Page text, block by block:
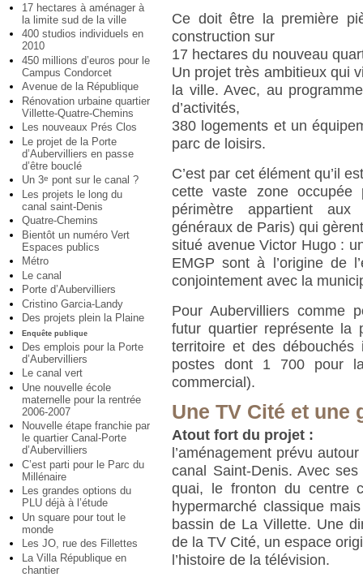
17 hectares à aménager à
la limite sud de la ville
400 studios individuels en
2010
450 millions d’euros pour le
Campus Condorcet
Avenue de la République
Rénovation urbaine quartier
Villette-Quatre-Chemins
Les nouveaux Prés Clos
Le projet de la Porte
d’Aubervilliers en passe
d’être bouclé
Un 3e pont sur le canal ?
Les projets le long du
canal saint-Denis
Quatre-Chemins
Bientôt un numéro Vert
Espaces publics
Métro
Le canal
Porte d’Aubervilliers
Cristino Garcia-Landy
Des projets plein la Plaine
Enquête publique
Des emplois pour la Porte
d’Aubervilliers
Le canal vert
Une nouvelle école
maternelle pour la rentrée
2006-2007
Nouvelle étape franchie par
le quartier Canal-Porte
d’Aubervilliers
C’est parti pour le Parc du
Millénaire
Les grandes options du
PLU déjà à l’étude
Un square pour tout le
monde
Les JO, rue des Fillettes
La Villa République en
chantier
Ce doit être la première
construction sur
17 hectares du nouveau
Un projet très ambitieux qui
la ville. Avec, au
d’activités,
380 logements et un
parc de loisirs.
C’est par cet élément qu’il
cette vaste zone occupée
périmètre appartient aux
généraux de Paris) qui
situé avenue Victor Hugo :
EMGP sont à l’origine de
conjointement avec la
Pour Aubervilliers comme
futur quartier représente la
territoire et des débouchés
postes dont 1 700 pour
commercial).
Une TV Cité et une
Atout fort du projet :
l’aménagement prévu
canal Saint-Denis. Avec
quai, le fronton du centre
hypermarché classique
bassin de La Villette. Une
de la TV Cité, un espace
l’histoire de la télévision.